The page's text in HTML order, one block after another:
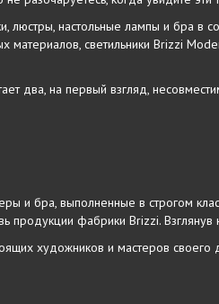
люстры, настольные лампы и бра в
материалов, светильники Brizzi
два, на первый взгляд,
и бра, выполненные в строгом
продукции фабрики Brizzi.
художников и мастеров